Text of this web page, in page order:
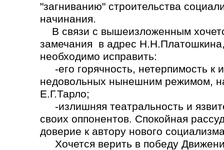
"загниванию" строительства
начинания.
В связи с вышеизложенным
замечания в адрес
необходимо исправить:
-его горячность, нетерпимость
недовольных нынешним режимом,
Е.Г.Тарло;
-излишняя театральность и
своих оппонентов. Спокойная
доверие к автору нового
Хочется верить в победу